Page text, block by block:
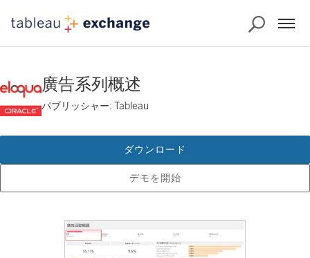
廣告系列概述
パブリッシャー: Tableau
デモを開始
ダウンロード